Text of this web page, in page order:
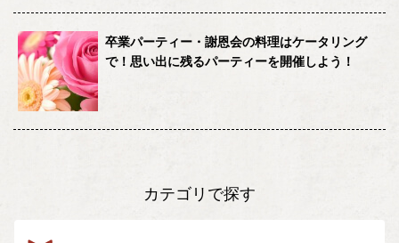
卒業パーティー・謝恩会の料理はケータリング
で！思い出に残るパーティーを開催しよう！
カテゴリで探す